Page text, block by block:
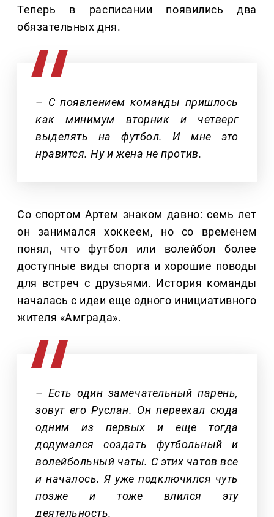
Теперь в расписании появились два
обязательных дня.
– С появлением команды пришлось
как минимум вторник и четверг
выделять на футбол. И мне это
нравится. Ну и жена не против.
Со спортом Артем знаком давно: семь лет
он занимался хоккеем, но со временем
понял, что футбол или волейбол более
доступные виды спорта и хорошие поводы
для встреч с друзьями. История команды
началась с идеи еще одного инициативного
жителя «Амграда».
– Есть один замечательный парень,
зовут его Руслан. Он переехал сюда
одним из первых и еще тогда
додумался создать футбольный и
волейбольный чаты. С этих чатов все
и началось. Я уже подключился чуть
позже и тоже влился эту
деятельность.